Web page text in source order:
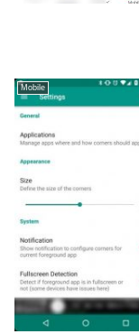
Mobile